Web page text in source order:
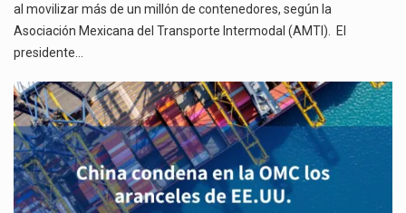
al movilizar más de un millón de contenedores, según la
Asociación Mexicana del Transporte Intermodal (AMTI). El
presidente…